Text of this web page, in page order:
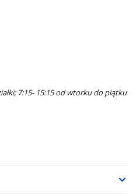
7:15- 15:15 od wtorku do piątku